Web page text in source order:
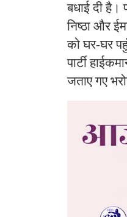
बधाई दी है।
निष्ठा और
को घर-घर
पार्टी
जताए गए